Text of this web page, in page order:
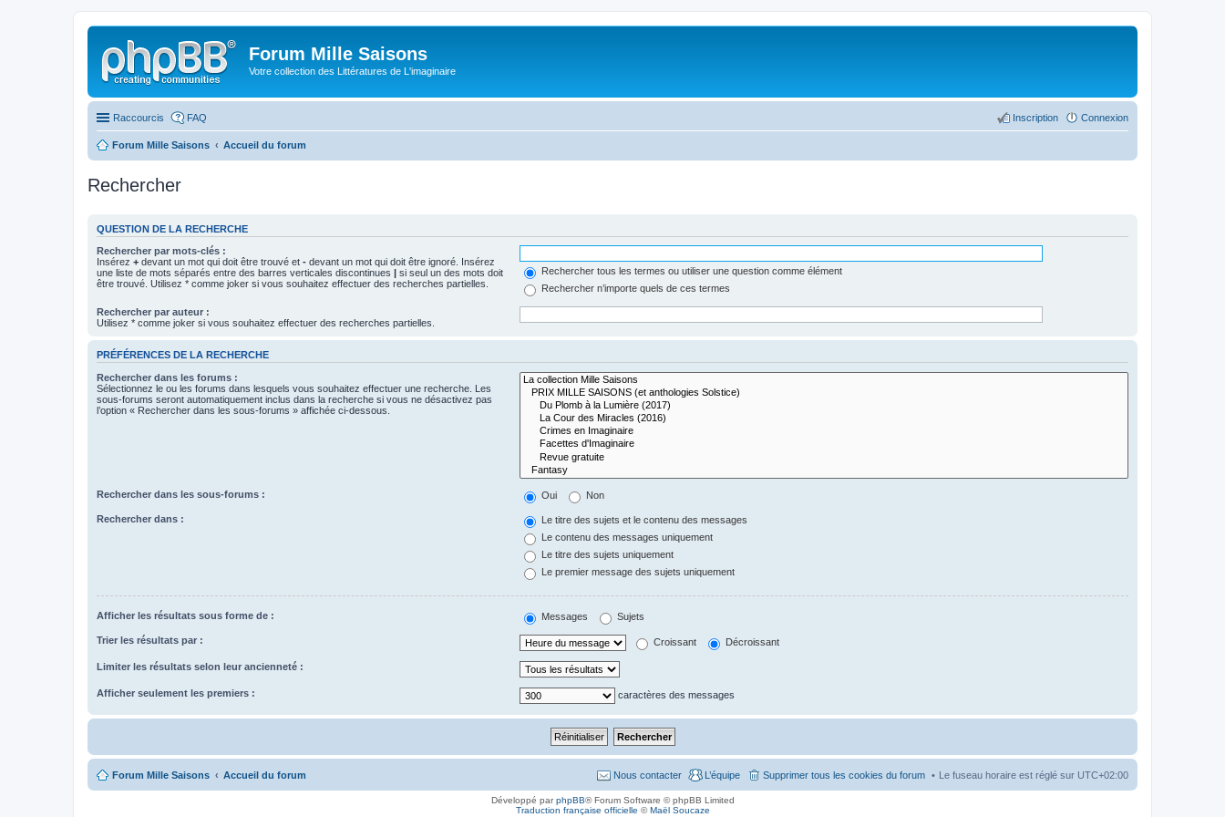
Forum Mille Saisons
Votre collection des Littératures de L'imaginaire
Raccourcis FAQ Connexion
Inscription
Forum Mille Saisons Accueil du forum
Rechercher
QUESTION DE LA RECHERCHE
Rechercher par mots-clés :
Insérez + devant un mot qui doit être trouvé et - devant un mot qui doit être ignoré. Insérez
une liste de mots séparés entre des barres verticales discontinues | si seul un des mots doit
être trouvé. Utilisez * comme joker si vous souhaitez effectuer des recherches partielles.
Rechercher tous les termes ou utiliser une question comme élément
Rechercher n’importe quels de ces termes
Rechercher par auteur :
Utilisez * comme joker si vous souhaitez effectuer des recherches partielles.
PRÉFÉRENCES DE LA RECHERCHE
Rechercher dans les forums :
Sélectionnez le ou les forums dans lesquels vous souhaitez effectuer une recherche. Les
sous-forums seront automatiquement inclus dans la recherche si vous ne désactivez pas
l’option « Rechercher dans les sous-forums » affichée ci-dessous.
Rechercher dans les sous-forums : Oui Non
Rechercher dans :
Le titre des sujets et le contenu des messages
Le contenu des messages uniquement
Le titre des sujets uniquement
Le premier message des sujets uniquement
Afficher les résultats sous forme de : Messages Sujets
Trier les résultats par : Croissant Décroissant
Limiter les résultats selon leur ancienneté :
Afficher seulement les premiers : caractères des messages
Forum Mille Saisons Accueil du forum Le fuseau horaire est réglé sur UTC+02:00
Supprimer tous les cookies du forum
L’équipe
Nous contacter
Développé parphpBB® Forum Software © phpBB Limited
Traduction française officielle ©Maël Soucaze